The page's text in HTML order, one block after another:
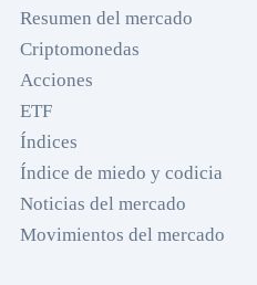
Resumen del mercado
Criptomonedas
Acciones
ETF
Índices
Índice de miedo y codicia
Noticias del mercado
Movimientos del mercado